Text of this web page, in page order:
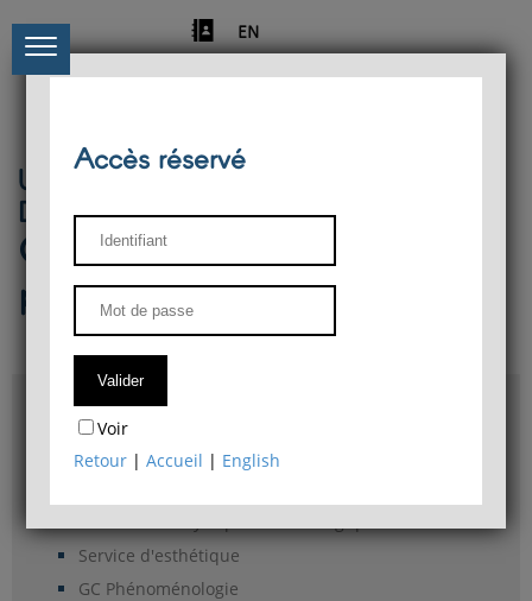
EN
Université de Liège
Département de philosophie
Centre de recherches
phénoménologiques
Accès & plans
Bibliothèque du Département de philosophie
Service d'esthétique
GC Phénoménologie
Accès réservé
Voir
Retour |Accueil | English